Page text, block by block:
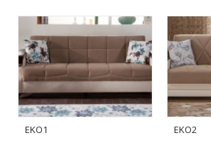
EKO1 EKO2